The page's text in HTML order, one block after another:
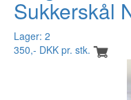
Sukkerskål
Lager: 2
350,- DKK pr. stk.